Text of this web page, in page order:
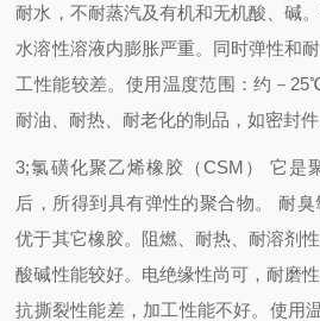
耐水，不耐蒸汽及有机和无机酸、碱
水溶性溶液内膨胀严重。同时弹性和
工性能较差。使用温度范围：约－
耐油、耐热、耐老化的制品，如密封
3;氯磺化聚乙烯橡胶（CSM） 它是
后，所得到具有弹性的聚合物。 耐
优于其它橡胶。阻燃、耐热、耐溶剂
酸碱性能较好。电绝缘性尚可，耐磨
抗撕裂性能差，加工性能不好。使用